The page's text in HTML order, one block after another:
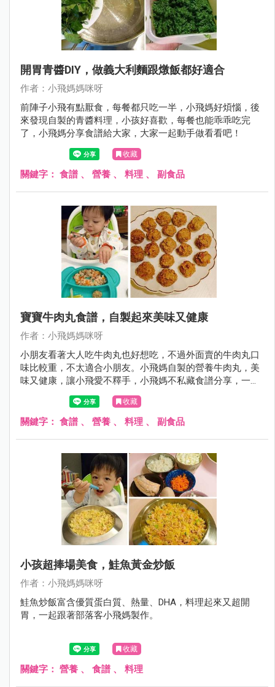
開胃青醬DIY，做義大利麵跟燉飯都好適合
作者：小飛媽媽咪呀
前陣子小飛有點厭食，每餐都只吃一半，小飛媽好煩惱，後
來發現自製的青醬料理，小孩好喜歡，每餐也能乖乖吃完
了，小飛媽分享食譜給大家，大家一起動手做看看吧！
收藏
關鍵字： 食譜 、 營養 、 料理 、 副食品
寶寶牛肉丸食譜，自製起來美味又健康
作者：小飛媽媽咪呀
小朋友看著大人吃牛肉丸也好想吃，不過外面賣的牛肉丸口
味比較重，不太適合小朋友。小飛媽自製的營養牛肉丸，美
味又健康，讓小飛愛不釋手，小飛媽不私藏食譜分享，一起
收藏
關鍵字： 食譜 、 營養 、 料理 、 副食品
小孩超捧場美食，鮭魚黃金炒飯
作者：小飛媽媽咪呀
鮭魚炒飯富含優質蛋白質、熱量、DHA，料理起來又超開
胃，一起跟著部落客小飛媽製作。
收藏
關鍵字： 營養 、 食譜 、 料理